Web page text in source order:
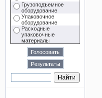
Грузоподъемное
оборудование
Упаковочное
оборудование
Расходные
упаковочные
материалы